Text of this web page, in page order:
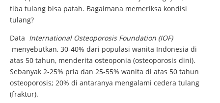
tiba tulang bisa patah. Bagaimana memeriksa kondisi
tulang?
Data International Osteoporosis Foundation (IOF)
menyebutkan, 30-40% dari populasi wanita Indonesia di
atas 50 tahun, menderita osteoponia (osteoporosis dini).
Sebanyak 2-25% pria dan 25-55% wanita di atas 50 tahun
osteoporosis; 20% di antaranya mengalami cedera tulang
(fraktur).